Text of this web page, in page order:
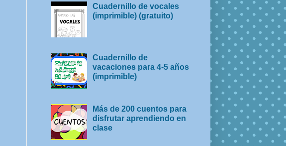
Cuadernillo de vocales
(imprimible) (gratuito)
Cuadernillo de
vacaciones para 4-5 años
(imprimible)
Más de 200 cuentos para
disfrutar aprendiendo en
clase